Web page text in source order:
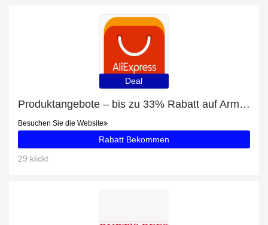
Deal
Produktangebote – bis zu 33% Rabatt auf Armbänder & Armreifen
Besuchen Sie die Website
Rabatt Bekommen
29 klickt